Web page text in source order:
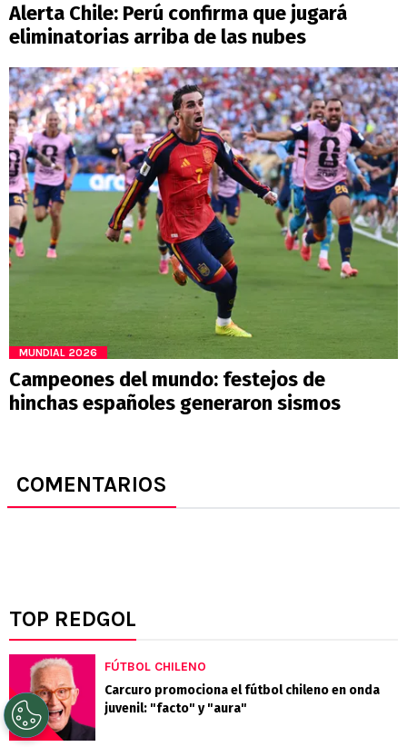
Alerta Chile: Perú confirma que jugará
eliminatorias arriba de las nubes
MUNDIAL 2026
Campeones del mundo: festejos de
hinchas españoles generaron sismos
COMENTARIOS
TOP REDGOL
1
FÚTBOL CHILENO
Carcuro promociona el fútbol chileno en onda
juvenil: "facto" y "aura"